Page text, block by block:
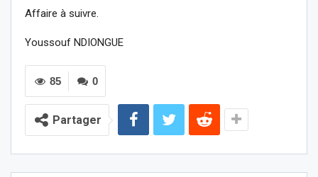
Affaire à suivre.
Youssouf NDIONGUE
0
85
Partager